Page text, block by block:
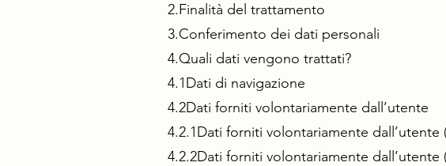
2.Finalità del trattamento
3.Conferimento dei dati personali
4.Quali dati vengono trattati?
4.1Dati di navigazione
4.2Dati forniti volontariamente dall’utente
4.2.1Dati forniti volontariamente
4.2.2Dati forniti volontariamente